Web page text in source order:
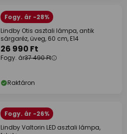
Fogy. ár -28%
Lindby Otis asztali lámpa, antik
sárgaréz, üveg, 60 cm, E14
26 990 Ft
Fogy. ár37 490 Ft
Raktáron
Fogy. ár -26%
Lindby Valtorin LED asztali lámpa,